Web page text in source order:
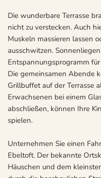
Die wunderbare Terrasse
nicht zu verstecken. Auch
Muskeln massieren lassen
ausschwitzen.
Entspannungsprogramm für
Die gemeinsamen Abende
Grillbuffet auf der Terrasse
Erwachsenen bei einem
abschließen, können Ihre
spielen.
Unternehmen Sie einen
Ebeltoft. Der bekannte
Häuschen und dem